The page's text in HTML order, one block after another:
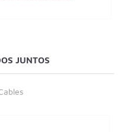
JUNTOS